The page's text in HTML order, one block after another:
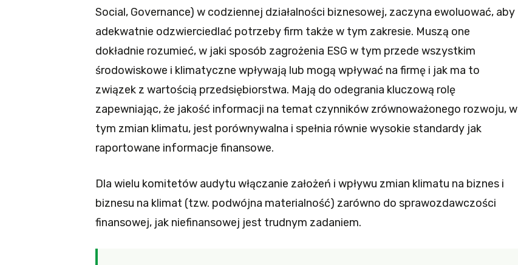
Social, Governance) w codziennej działalności biznesowej, zaczyna ewoluować, aby
adekwatnie odzwierciedlać potrzeby firm także w tym zakresie. Muszą one
dokładnie rozumieć, w jaki sposób zagrożenia ESG w tym przede wszystkim
środowiskowe i klimatyczne wpływają lub mogą wpływać na firmę i jak ma to
związek z wartością przedsiębiorstwa. Mają do odegrania kluczową rolę
zapewniając, że jakość informacji na temat czynników zrównoważonego rozwoju, w
tym zmian klimatu, jest porównywalna i spełnia równie wysokie standardy jak
raportowane informacje finansowe.
Dla wielu komitetów audytu włączanie założeń i wpływu zmian klimatu na biznes i
biznesu na klimat (tzw. podwójna materialność) zarówno do sprawozdawczości
finansowej, jak niefinansowej jest trudnym zadaniem.